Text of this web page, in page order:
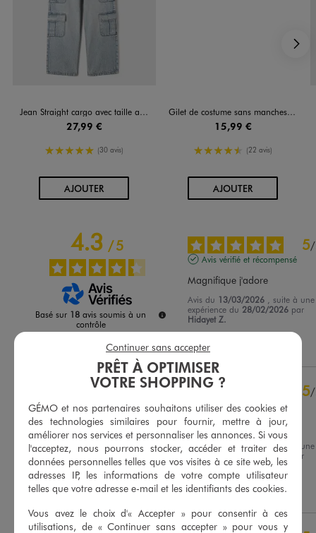
Jean Straight cargo avec taille ajustable fille
27,99 €
5/5 de moyenne
(30 avis)
AJOUTERAU PANIER
Gilet de costume sans manches en lin fille
15,99 €
4.5/5 de moyenne
(22 avis)
AJOUTERAU PANIER
4.3/5
Basé sur 18 avis soumis à un
contrôle
9
6
2étoiles
0
1étoile 0
Trier les avis
5/
Avis vérifié et récompensé
Magnifique j'adore
Avis du 13/03/2026 , suite à une
expérience du 28/02/2026 par
Hidayet Z.
Utile
5/
Avis vérifié et récompensé
NICKEL
Avis du27/02/2026
, suite à une
expérience du10/02/2026
par
Marie-Jeanne B.
Utile(0) Signaler
PRÊT À OPTIMISER
VOTRE SHOPPING ?
GÉMO et nos partenaires souhaitons utiliser des cookies et
des technologies similaires pour fournir, mettre à jour,
améliorer nos services et personnaliser les annonces. Si vous
l'acceptez, nous pourrons stocker, accéder et traiter des
données personnelles telles que vos visites à ce site web, les
adresses IP, les informations de votre compte utilisateur
telles que votre adresse e-mail et les identifiants des cookies.
Vous avez le choix d'« Accepter » pour consentir à ces
utilisations, de « Continuer sans accepter » pour vous y
Continuer sans accepter